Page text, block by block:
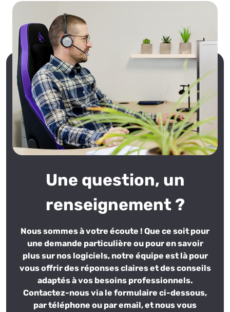
Une question, un
renseignement ?
Nous sommes à votre écoute ! Que ce soit pour
une demande particulière ou pour en savoir
plus sur nos logiciels, notre équipe est là pour
vous offrir des réponses claires et des conseils
adaptés à vos besoins professionnels.
Contactez-nous via le formulaire ci-dessous,
par téléphone ou par email, et nous vous